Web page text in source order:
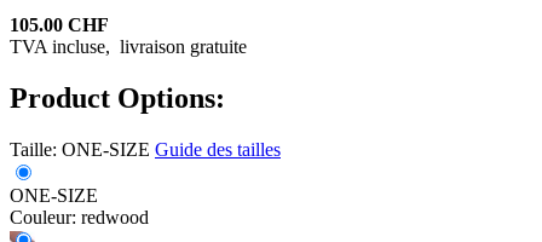
105.00 CHF
TVA incluse, livraison gratuite
Product Options:
Taille: ONE-SIZE Guide des tailles
ONE-SIZE
Couleur: redwood